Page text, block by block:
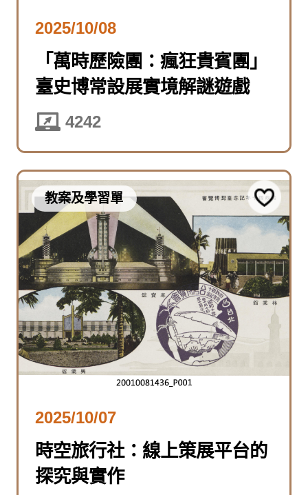
2025/10/08
「萬時歷險團：瘋狂貴賓團」
臺史博常設展實境解謎遊戲
4242
教案及學習單
2025/10/07
時空旅行社：線上策展平台的
探究與實作